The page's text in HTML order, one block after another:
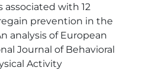
associated with 12
prevention in the
analysis of European
Journal of Behavioral
Activity